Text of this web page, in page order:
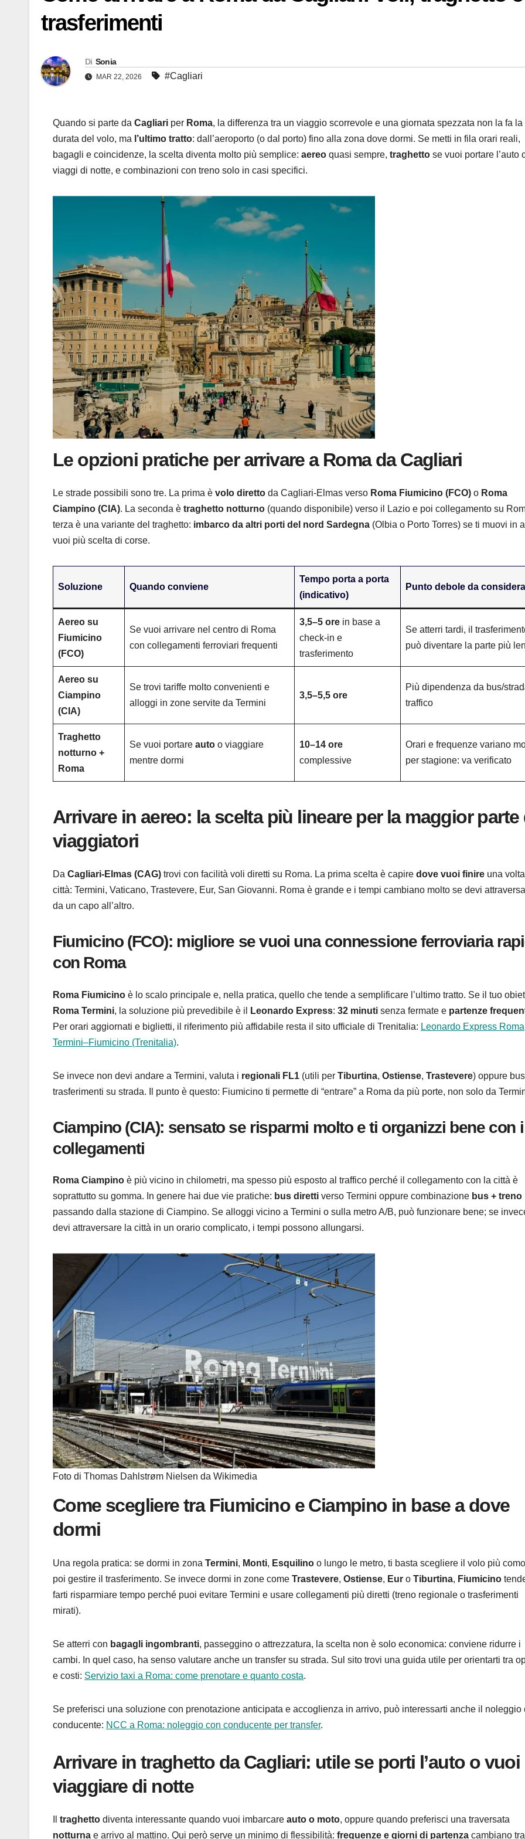
trasferimenti
Di Sonia
MAR 22, 2026 #Cagliari
Quando si parte da Cagliari per Roma, la differenza tra un viaggio scorrevole e una giornata spezzata non la fa la
durata del volo, ma l’ultimo tratto: dall’aeroporto (o dal porto) fino alla zona dove dormi. Se metti in fila orari reali,
bagagli e coincidenze, la scelta diventa molto più semplice: aereo quasi sempre, traghetto se vuoi portare l’auto
viaggi di notte, e combinazioni con treno solo in casi specifici.
Le opzioni pratiche per arrivare a Roma da Cagliari
Le strade possibili sono tre. La prima è volo diretto da Cagliari-Elmas verso Roma Fiumicino (FCO) o Roma
Ciampino (CIA). La seconda è traghetto notturno (quando disponibile) verso il Lazio e poi collegamento su
terza è una variante del traghetto: imbarco da altri porti del nord Sardegna (Olbia o Porto Torres) se ti muovi in
vuoi più scelta di corse.
Soluzione Quando conviene
Tempo porta a porta
(indicativo)
Punto debole da
Aereo su
Fiumicino
(FCO)
Se vuoi arrivare nel centro di Roma
con collegamenti ferroviari frequenti
3,5–5 ore in base a
check-in e
trasferimento
Se atterri tardi, il
può diventare la parte più
Aereo su
Ciampino
(CIA)
Se trovi tariffe molto convenienti e
alloggi in zone servite da Termini
3,5–5,5 ore
Più dipendenza da bus/
traffico
Traghetto
notturno +
Roma
Se vuoi portare auto o viaggiare
mentre dormi
10–14 ore
complessive
Orari e frequenze variano
per stagione: va verificato
Arrivare in aereo: la scelta più lineare per la maggior parte
viaggiatori
Da Cagliari-Elmas (CAG) trovi con facilità voli diretti su Roma. La prima scelta è capire dove vuoi finire una
città: Termini, Vaticano, Trastevere, Eur, San Giovanni. Roma è grande e i tempi cambiano molto se devi
da un capo all’altro.
Fiumicino (FCO): migliore se vuoi una connessione ferroviaria
con Roma
Roma Fiumicino è lo scalo principale e, nella pratica, quello che tende a semplificare l’ultimo tratto. Se il tuo
Roma Termini, la soluzione più prevedibile è il Leonardo Express: 32 minuti senza fermate e partenze
Per orari aggiornati e biglietti, il riferimento più affidabile resta il sito ufficiale di Trenitalia: Leonardo Express Roma
Termini–Fiumicino (Trenitalia).
Se invece non devi andare a Termini, valuta i regionali FL1 (utili per Tiburtina, Ostiense, Trastevere) oppure
trasferimenti su strada. Il punto è questo: Fiumicino ti permette di “entrare” a Roma da più porte, non solo da
Ciampino (CIA): sensato se risparmi molto e ti organizzi bene con i
collegamenti
Roma Ciampino è più vicino in chilometri, ma spesso più esposto al traffico perché il collegamento con la città è
soprattutto su gomma. In genere hai due vie pratiche: bus diretti verso Termini oppure combinazione bus + treno
passando dalla stazione di Ciampino. Se alloggi vicino a Termini o sulla metro A/B, può funzionare bene; se
devi attraversare la città in un orario complicato, i tempi possono allungarsi.
Foto di Thomas Dahlstrøm Nielsen da Wikimedia
Come scegliere tra Fiumicino e Ciampino in base a dove
dormi
Una regola pratica: se dormi in zona Termini, Monti, Esquilino o lungo le metro, ti basta scegliere il volo più
poi gestire il trasferimento. Se invece dormi in zone come Trastevere, Ostiense, Eur o Tiburtina, Fiumicino
farti risparmiare tempo perché puoi evitare Termini e usare collegamenti più diretti (treno regionale o trasferimenti
mirati).
Se atterri con bagagli ingombranti, passeggino o attrezzatura, la scelta non è solo economica: conviene ridurre i
cambi. In quel caso, ha senso valutare anche un transfer su strada. Sul sito trovi una guida utile per orientarti tra
e costi: Servizio taxi a Roma: come prenotare e quanto costa.
Se preferisci una soluzione con prenotazione anticipata e accoglienza in arrivo, può interessarti anche il noleggio
conducente: NCC a Roma: noleggio con conducente per transfer.
Arrivare in traghetto da Cagliari: utile se porti l’auto o vuoi
viaggiare di notte
traghetto diventa interessante quando vuoi imbarcare auto o moto, oppure quando preferisci una traversata
notturna e arrivo al mattino. Qui però serve un minimo di flessibilità: frequenze e giorni di partenza cambiano tra